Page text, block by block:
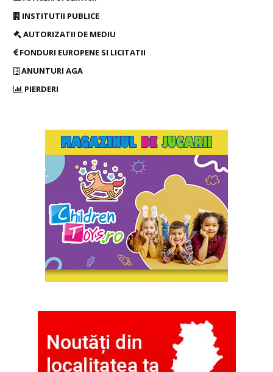
INSTITUTII PUBLICE
AUTORIZATII DE MEDIU
FONDURI EUROPENE SI LICITATII
ANUNTURI AGA
PIERDERI